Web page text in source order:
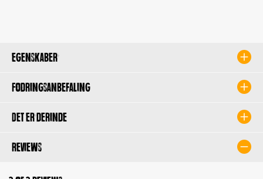
Egenskaber
Fodringsanbefaling
Det er derinde
Reviews